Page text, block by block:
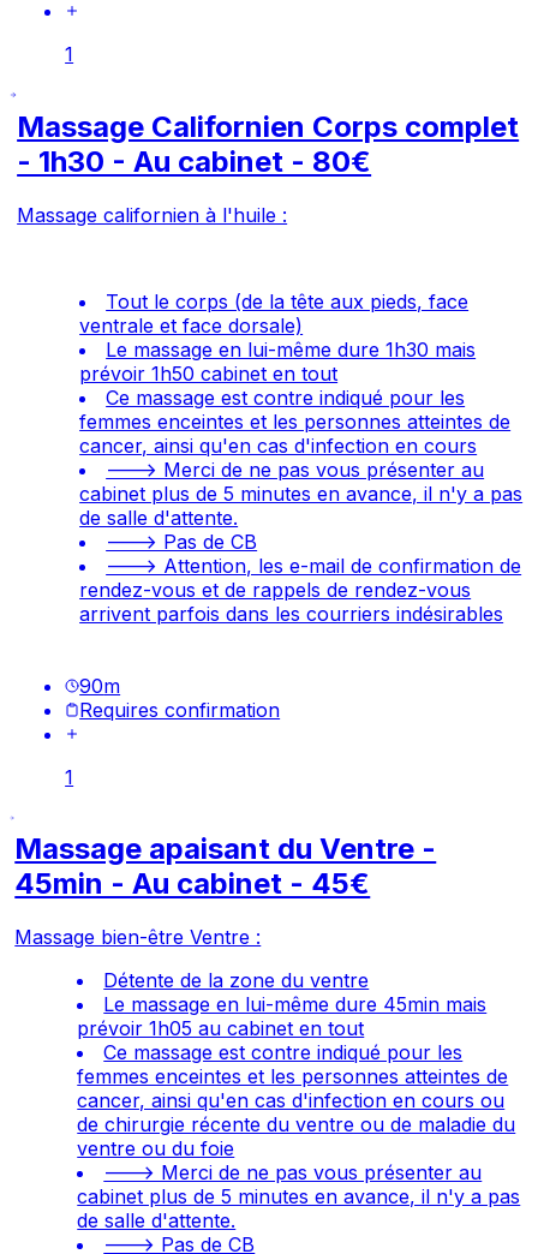
1
Massage Californien Corps complet
- 1h30 - Au cabinet - 80€
Massage californien à l'huile :
Tout le corps (de la tête aux pieds, face
ventrale et face dorsale)
Le massage en lui-même dure 1h30 mais
prévoir 1h50 cabinet en tout
Ce massage est contre indiqué pour les
femmes enceintes et les personnes atteintes de
cancer, ainsi qu'en cas d'infection en cours
---> Merci de ne pas vous présenter au
cabinet plus de 5 minutes en avance, il n'y a pas
de salle d'attente.
---> Pas de CB
---> Attention, les e-mail de confirmation de
rendez-vous et de rappels de rendez-vous
arrivent parfois dans les courriers indésirables
90m
Requires confirmation
1
Massage apaisant du Ventre -
45min - Au cabinet - 45€
Massage bien-être Ventre :
Détente de la zone du ventre
Le massage en lui-même dure 45min mais
prévoir 1h05 au cabinet en tout
Ce massage est contre indiqué pour les
femmes enceintes et les personnes atteintes de
cancer, ainsi qu'en cas d'infection en cours ou
de chirurgie récente du ventre ou de maladie du
ventre ou du foie
---> Merci de ne pas vous présenter au
cabinet plus de 5 minutes en avance, il n'y a pas
de salle d'attente.
---> Pas de CB